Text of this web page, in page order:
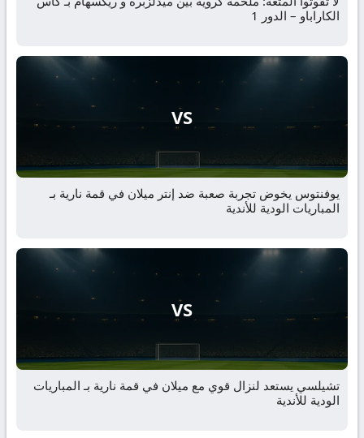
الكاراباو – الدور 1
VS
يوفنتوس يخوض تجربة صعبة ضد إنتر ميلان في قمة نارية بـ
المباريات الودية للأندية
VS
تشيلسي يستعد لنزال قوي مع ميلان في قمة نارية بـ المباريات
الودية للأندية